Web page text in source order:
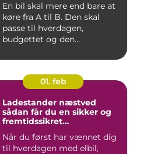
En bil skal mere end bare at
køre fra A til B. Den skal
passe til hverdagen,
budgettet og den...
01. feb
Ladestander næstved
sådan får du en sikker og
fremtidssikret
Når du først har vænnet dig
til hverdagen med elbil,